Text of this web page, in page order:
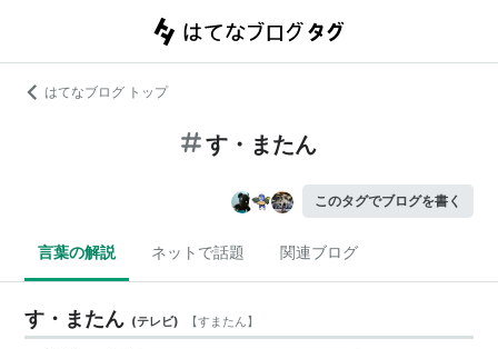
はてなブログ トップ
す・またん
このタグでブログを書く
言葉の解説 ネットで話題 関連ブログ
す・またん (テレビ) 【すまたん】